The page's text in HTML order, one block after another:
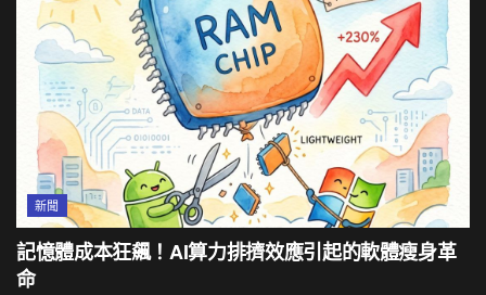
新聞
記憶體成本狂飆！AI算力排擠效應引起的軟體瘦身革
命